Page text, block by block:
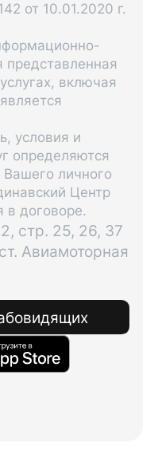
от 10.01.2020 г.
представленная
включая
условия и
определяются
личного
Центр
в договоре.
стр. 25, 26, 37
ст. Авиамоторная